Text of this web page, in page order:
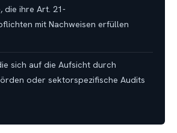
die ihre Art. 21-
mit Nachweisen erfüllen
sich auf die Aufsicht durch
oder sektorspezifische Audits